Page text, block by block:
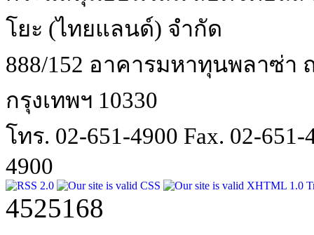
โยะ (ไทยแลนด์) จำกัด
888/152 อาคารมหาทุนพลาซ่
กรุงเทพฯ 10330
โทร. 02-651-4900 Fax. 02-
4900
4525168